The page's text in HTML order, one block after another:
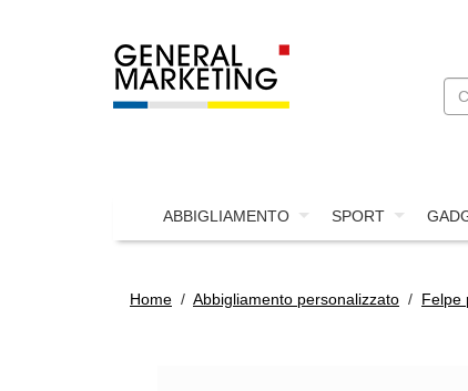
ABBIGLIAMENTO SPORT
Home / Abbigliamento personalizzato / Felpe